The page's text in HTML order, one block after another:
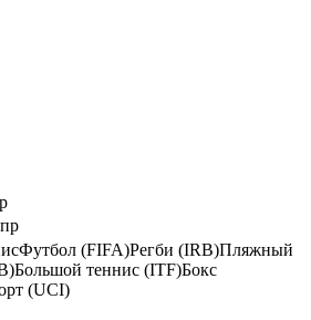
Футбол (FIFA)Регби (IRB)Пляжный
Большой теннис (ITF)Бокс
(UCI)